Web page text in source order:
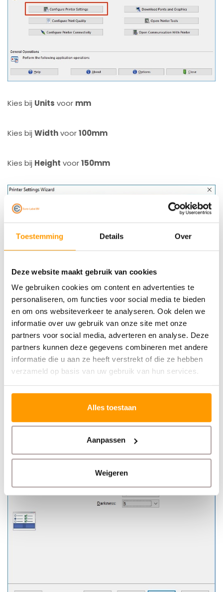
Toestemming Details Over
Deze website maakt gebruik van cookies
We gebruiken cookies om content en advertenties te
personaliseren, om functies voor social media te bieden
en om ons websiteverkeer te analyseren. Ook delen we
informatie over uw gebruik van onze site met onze
partners voor social media, adverteren en analyse. Deze
partners kunnen deze gegevens combineren met andere
informatie die u aan ze heeft verstrekt of die ze hebben
verzameld op basis van uw gebruik van hun services.
Alles toestaan
Aanpassen
Weigeren
Kies bij Units voor mm
Kies bij Widthvoor100mm
Kies bij Height voor150mm
Klik op 'Next'
Kies bijSpeedvoor4,0
Kies bijDarknessvoor10